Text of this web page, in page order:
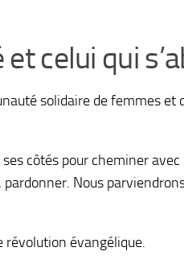
celui qui
solidaire de femmes
côtés pour cheminer
Nous
révolution évangélique.